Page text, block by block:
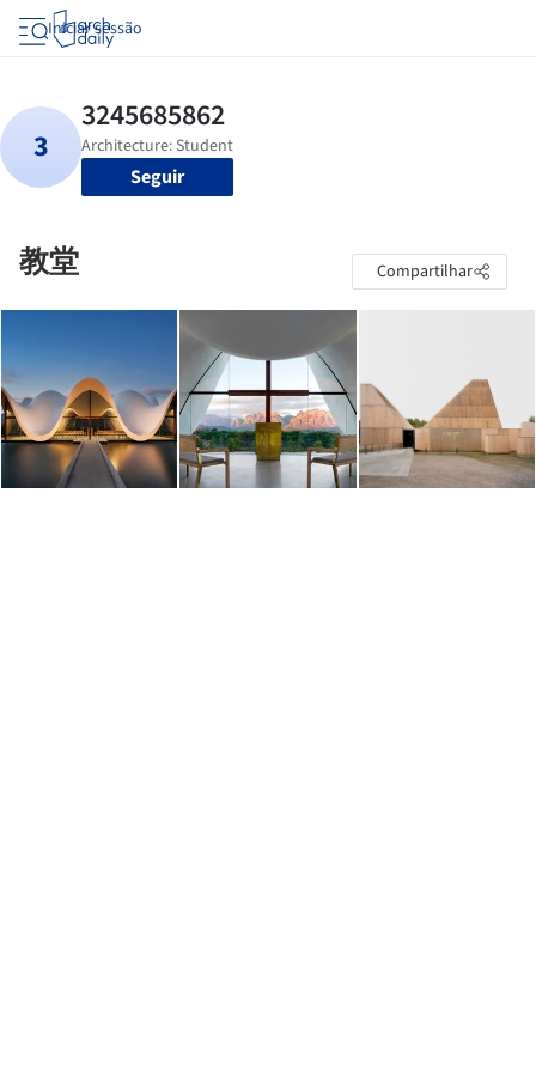
Iniciar sessão
Seguir
教堂 Compartilhar